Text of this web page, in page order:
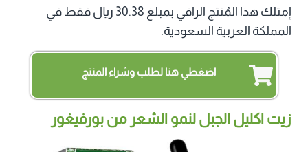
إمتلك هذا المُنتج الراقي بمبلغ 30.38 ريال فقط في
المملكة العربية السعودية.
اضغطي هنا لطلب وشراء المنتج
زيت اكليل الجبل لنمو الشعر من بورفيغور